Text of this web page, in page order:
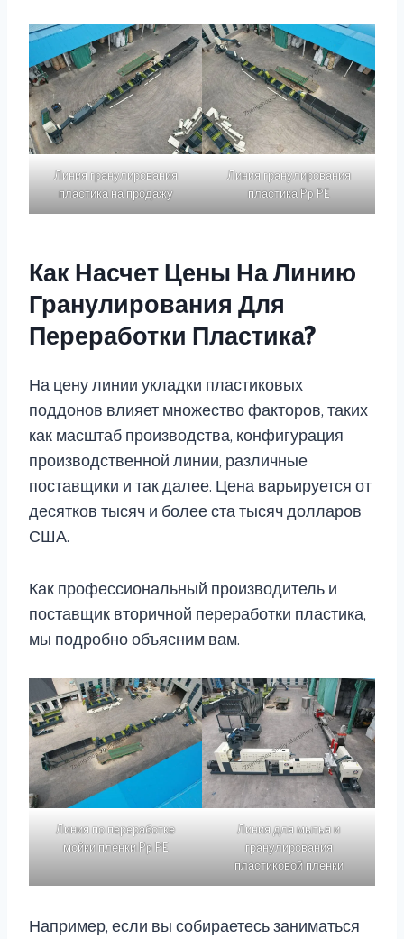
Линия гранулирования
пластика на продажу
Линия гранулирования
пластика Pp PE
Как Насчет Цены На Линию
Гранулирования Для
Переработки Пластика?
На цену линии укладки пластиковых
поддонов влияет множество факторов, таких
как масштаб производства, конфигурация
производственной линии, различные
поставщики и так далее. Цена варьируется от
десятков тысяч и более ста тысяч долларов
США.
Как профессиональный производитель и
поставщик вторичной переработки пластика,
мы подробно объясним вам.
Линия по переработке
мойки пленки Pp PE
Линия для мытья и
гранулирования
пластиковой пленки
Например, если вы собираетесь заниматься